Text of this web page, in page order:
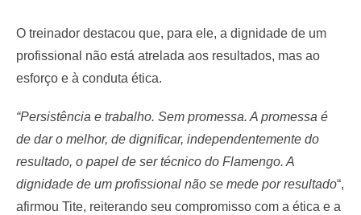
O treinador destacou que, para ele, a dignidade de um
profissional não está atrelada aos resultados, mas ao
esforço e à conduta ética.
“Persistência e trabalho. Sem promessa. A promessa é
de dar o melhor, de dignificar, independentemente do
resultado, o papel de ser técnico do Flamengo. A
dignidade de um profissional não se mede por resultado“,
afirmou Tite, reiterando seu compromisso com a ética e a